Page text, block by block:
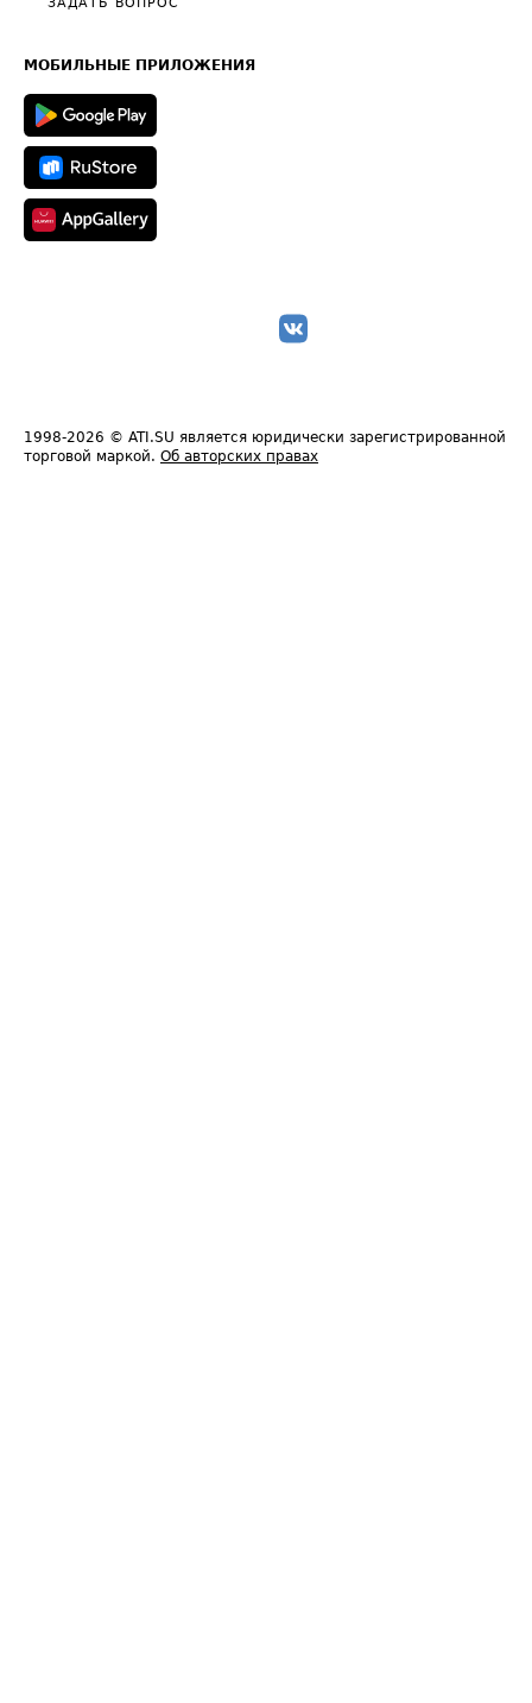
Общие положения
Техническая информация
МОБИЛЬНЫЕ ПРИЛОЖЕНИЯ
1998-2026 © ATI.SU является юридически зарегистрированной
торговой маркой. Об авторских правах